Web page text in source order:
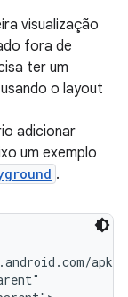
visualização
fora de
ter um
o layout
adicionar
um exemplo
.
apk/